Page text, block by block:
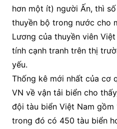
hơn một ít) người Ấn, thì
thuyền bộ trong nước cho
Lương của thuyền viên
tính cạnh tranh trên thị
yếu.
Thống kê mới nhất của cơ
VN về vận tải biển cho
đội tàu biển Việt Nam gồm
trong đó có 450 tàu biển